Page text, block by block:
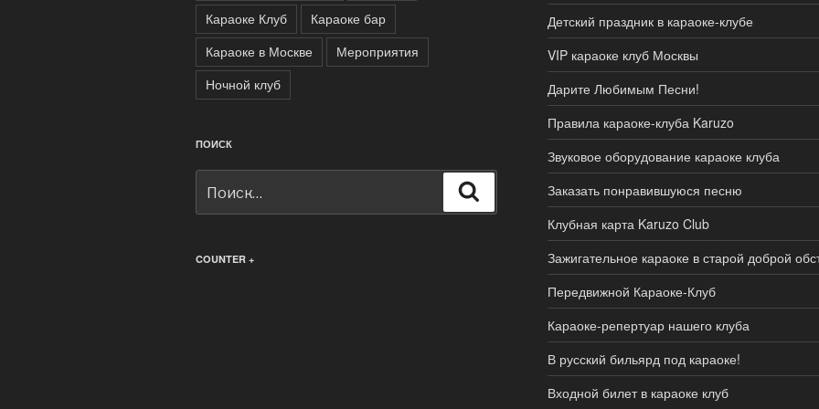
Караоке Клуб
Караоке бар
Караоке в Москве
Мероприятия
Ночной клуб
ПОИСК
COUNTER +
Детский праздник в караоке-клубе
VIP караоке клуб Москвы
Дарите Любимым Песни!
Правила караоке-клуба Karuzo
Звуковое оборудование караоке клуба
Заказать понравившуюся песню
Клубная карта Karuzo Club
Зажигательное караоке в старой доброй
Передвижной Караоке-Клуб
Караоке-репертуар нашего клуба
В русский бильярд под караоке!
Входной билет в караоке клуб